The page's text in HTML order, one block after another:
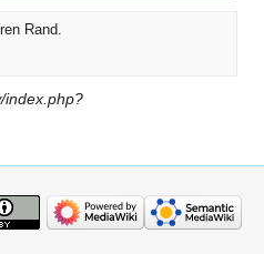
Rand.
index.php?